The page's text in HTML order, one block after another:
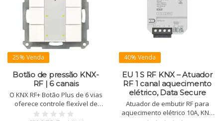
25% Venda
Botão de pressão KNX-
RF | 6 canais
O KNX RF+ Botão Plus de 6 vias
oferece controle flexível de
luzes e persianas. Ideal para
40% Venda
EU 1 S RF KNX – Atuador
RF 1 canal aquecimento
elétrico, Data Secure
Atuador de embutir RF para
aquecimento elétrico 10A, KNX